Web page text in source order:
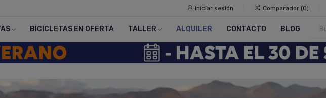
Iniciar sesión Comparador 0
BICICLETAS EN OFERTA TALLER ALQUILER CONTACTO BLOG